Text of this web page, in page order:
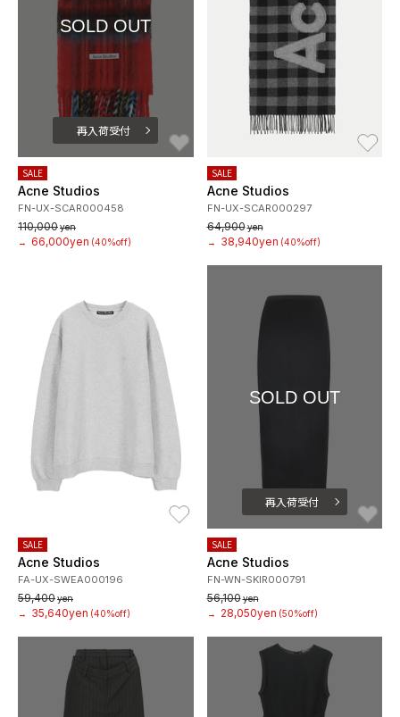
SOLD OUT
再入荷受付
SALE
Acne Studios
FN-UX-SCAR000458
110,000yen
→ 66,000yen (40%off)
SALE
Acne Studios
FN-UX-SCAR000297
64,900yen
→
38,940yen (40%off)
SALE
Acne Studios
FA-UX-SWEA000196
59,400yen
→
35,640yen (40%off)
SOLD OUT
再入荷受付
SALE
Acne Studios
FN-WN-SKIR000791
56,100yen
→
28,050yen (50%off)